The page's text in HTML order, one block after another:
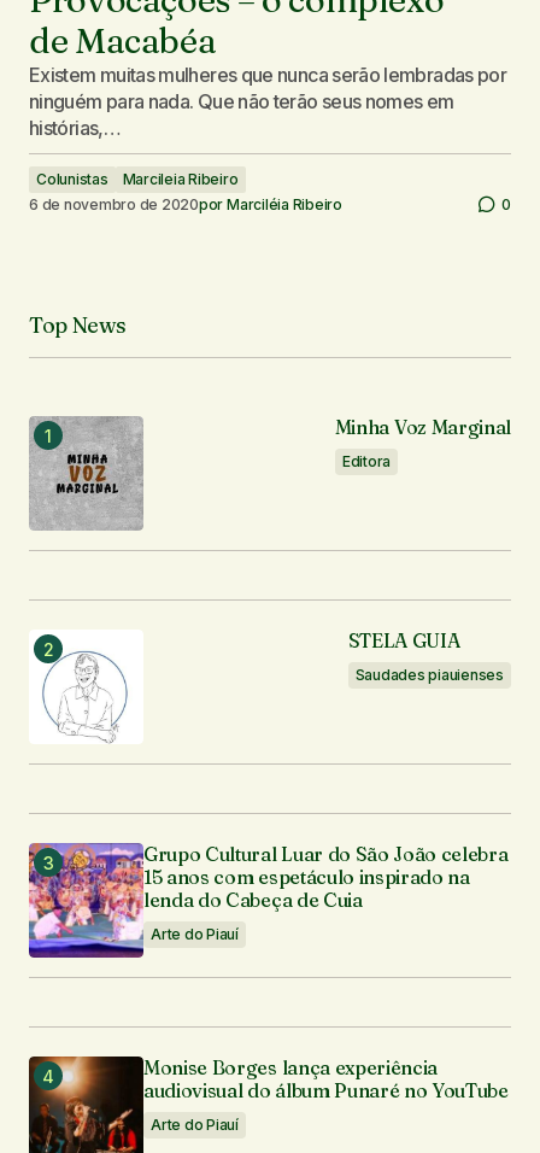
de Macabéa
Existem muitas mulheres que nunca serão lembradas por
ninguém para nada. Que não terão seus nomes em
histórias,…
Colunistas
Marcileia Ribeiro
6 de novembro de 2020por Marciléia Ribeiro 0
Top News
Minha Voz Marginal
Editora
STELA GUIA
Saudades piauienses
Grupo Cultural Luar do São João celebra
15 anos com espetáculo inspirado na
lenda do Cabeça de Cuia
Arte do Piauí
Monise Borges lança experiência
audiovisual do álbum Punaré no YouTube
Arte do Piauí